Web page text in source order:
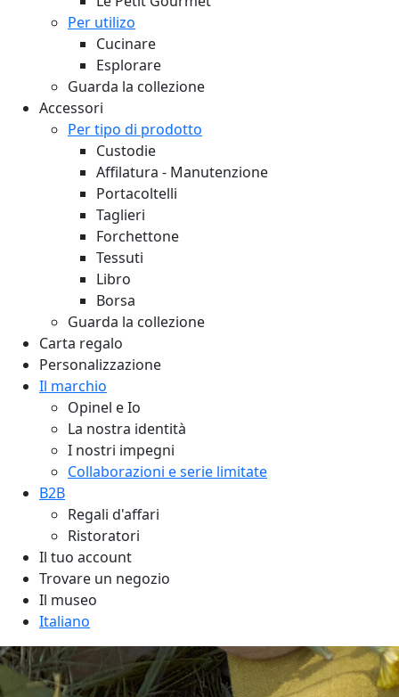
Per utilizo
Cucinare
Esplorare
Guarda la collezione
Accessori
Per tipo di prodotto
Custodie
Affilatura - Manutenzione
Portacoltelli
Taglieri
Forchettone
Tessuti
Libro
Borsa
Guarda la collezione
Carta regalo
Personalizzazione
Il marchio
Opinel e Io
La nostra identità
I nostri impegni
Collaborazioni e serie limitate
B2B
Regali d'affari
Ristoratori
Il tuo account
Trovare un negozio
Il museo
Italiano